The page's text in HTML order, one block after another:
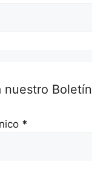
nuestro Boletín
*